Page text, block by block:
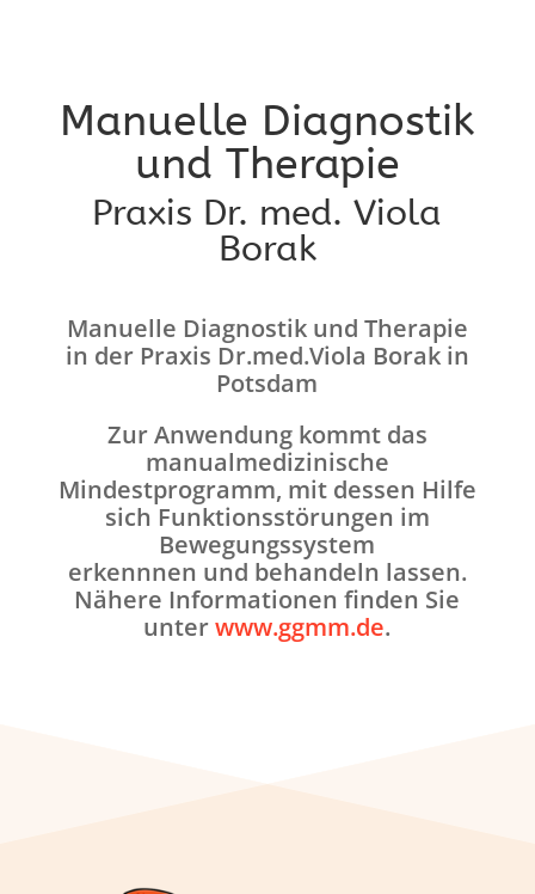
Manuelle Diagnostik
und Therapie
Praxis Dr. med. Viola
Borak
Manuelle Diagnostik und Therapie
in der Praxis Dr.med.Viola Borak in
Potsdam
Zur Anwendung kommt das
manualmedizinische
Mindestprogramm, mit dessen Hilfe
sich Funktionsstörungen im
Bewegungssystem
erkennnen und behandeln lassen.
Nähere Informationen finden Sie
unterwww.ggmm.de.